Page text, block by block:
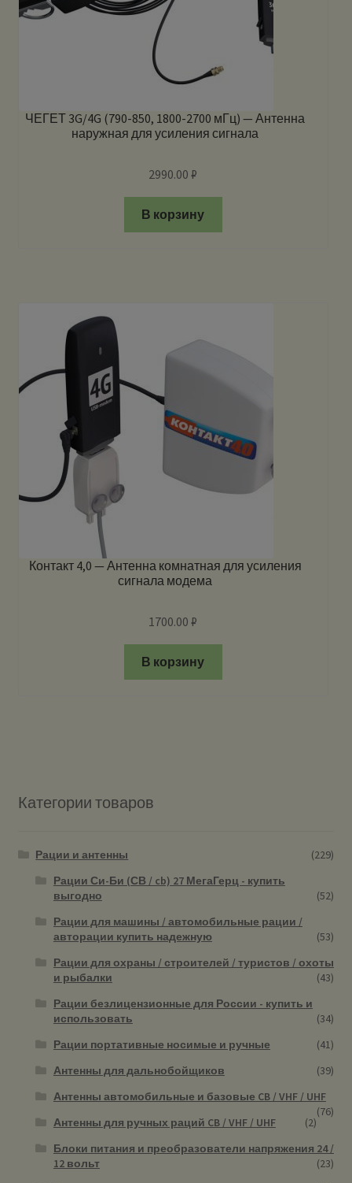
ЧЕГЕТ 3G/4G (790-850, 1800-2700 мГц) — Антенна
наружная для усиления сигнала
2990.00₽
В корзину
Контакт 4,0 — Антенна комнатная для усиления
сигнала модема
1700.00₽
В корзину
Категории товаров
Рации и антенны
(229)
Рации Си-Би (СВ / cb) 27 МегаГерц - купить
выгодно
(52)
Рации для машины / автомобильные рации /
авторации купить надежную
(53)
Рации для охраны / строителей / туристов / охоты
и рыбалки
(43)
Рации безлицензионные для России - купить и
использовать
(34)
Рации портативные носимые и ручные
(41)
Антенны для дальнобойщиков
(39)
Антенны автомобильные и базовые CB / VHF / UHF
(76)
Антенны для ручных раций CB / VHF / UHF
(2)
Блоки питания и преобразователи напряжения 24 /
12 вольт
(23)